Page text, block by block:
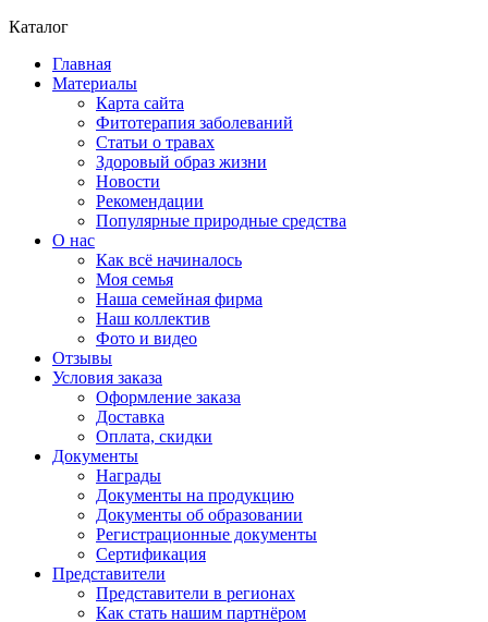
Каталог
Главная
Материалы
Карта сайта
Фитотерапия заболеваний
Статьи о травах
Здоровый образ жизни
Новости
Рекомендации
Популярные природные средства
О нас
Как всё начиналось
Моя семья
Наша семейная фирма
Наш коллектив
Фото и видео
Отзывы
Условия заказа
Оформление заказа
Доставка
Оплата, скидки
Документы
Награды
Документы на продукцию
Документы об образовании
Регистрационные документы
Сертификация
Представители
Представители в регионах
Как стать нашим партнёром